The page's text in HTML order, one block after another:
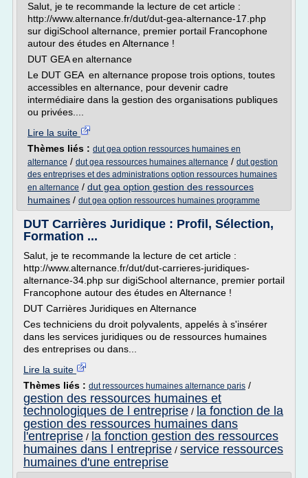
Salut, je te recommande la lecture de cet article :
http://www.alternance.fr/dut/dut-gea-alternance-17.php
sur digiSchool alternance, premier portail Francophone
autour des études en Alternance !
DUT GEA en alternance
Le DUT GEA en alternance propose trois options, toutes
accessibles en alternance, pour devenir cadre
intermédiaire dans la gestion des organisations publiques
ou privées....
Lire la suite
Thèmes liés : dut gea option ressources humaines en
alternance / dut gea ressources humaines alternance / dut gestion
des entreprises et des administrations option ressources humaines
en alternance / dut gea option gestion des ressources
humaines / dut gea option ressources humaines programme
DUT Carrières Juridique : Profil, Sélection,
Formation ...
Salut, je te recommande la lecture de cet article :
http://www.alternance.fr/dut/dut-carrieres-juridiques-
alternance-34.php sur digiSchool alternance, premier portail
Francophone autour des études en Alternance !
DUT Carrières Juridiques en Alternance
Ces techniciens du droit polyvalents, appelés à s'insérer
dans les services juridiques ou de ressources humaines
des entreprises ou dans...
Lire la suite
Thèmes liés : dut ressources humaines alternance paris /
gestion des ressources humaines et
technologiques de l entreprise / la fonction de la
gestion des ressources humaines dans
l'entreprise / la fonction gestion des ressources
humaines dans l entreprise / service ressources
humaines d'une entreprise